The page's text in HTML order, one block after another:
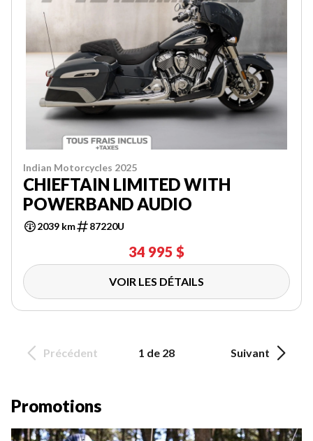
Indian Motorcycles 2025
CHIEFTAIN LIMITED WITH
POWERBAND AUDIO
2039 km 87220U
34 995 $
VOIR LES DÉTAILS
Précédent 1 de 28 Suivant
Promotions